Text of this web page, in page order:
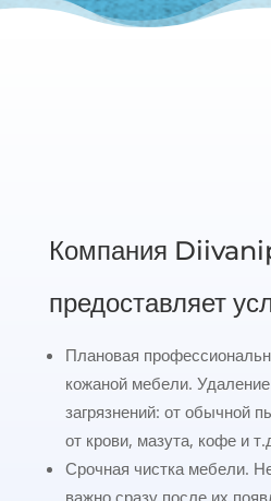
Компания
предоставляет
Плановая
кожаной мебели.
загрязнений: от обычной
от крови, мазута, кофе и
Срочная чистка мебели.
важно сразу после их